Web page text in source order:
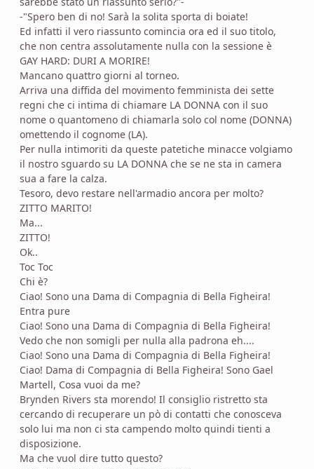
-"Spero ben di no! Sarà la solita sporta di boiate!
Ed infatti il vero riassunto comincia ora ed il suo titolo,
che non centra assolutamente nulla con la sessione è
GAY HARD: DURI A MORIRE!
Mancano quattro giorni al torneo.
Arriva una diffida del movimento femminista dei sette
regni che ci intima di chiamare LA DONNA con il suo
nome o quantomeno di chiamarla solo col nome (DONNA)
omettendo il cognome (LA).
Per nulla intimoriti da queste patetiche minacce volgiamo
il nostro sguardo su LA DONNA che se ne sta in camera
sua a fare la calza.
Tesoro, devo restare nell'armadio ancora per molto?
ZITTO MARITO!
Ma...
ZITTO!
Ok..
Toc Toc
Chi è?
Ciao! Sono una Dama di Compagnia di Bella Figheira!
Entra pure
Ciao! Sono una Dama di Compagnia di Bella Figheira!
Vedo che non somigli per nulla alla padrona eh....
Ciao! Sono una Dama di Compagnia di Bella Figheira!
Ciao! Dama di Compagnia di Bella Figheira! Sono Gael
Martell, Cosa vuoi da me?
Brynden Rivers sta morendo! Il consiglio ristretto sta
cercando di recuperare un pò di contatti che conosceva
solo lui ma non ci sta campendo molto quindi tienti a
disposizione.
Ma che vuol dire tutto questo?